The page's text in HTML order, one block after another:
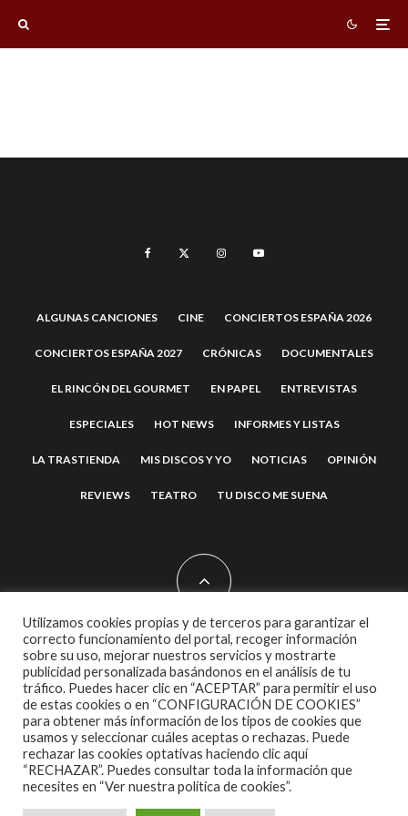
ALGUNAS CANCIONES CINE CONCIERTOS ESPAÑA 2026
CONCIERTOS ESPAÑA 2027 CRÓNICAS DOCUMENTALES
EL RINCÓN DEL GOURMET EN PAPEL ENTREVISTAS
ESPECIALES HOT NEWS INFORMES Y LISTAS
LA TRASTIENDA MIS DISCOS Y YO NOTICIAS OPINIÓN
REVIEWS TEATRO TU DISCO ME SUENA
2007 COPYRIGHT -CODETIPITHEME
Utilizamos cookies propias y de terceros para garantizar el
correcto funcionamiento del portal, recoger información
sobre su uso, mejorar nuestros servicios y mostrarte
publicidad personalizada basándonos en el análisis de tu
tráfico. Puedes hacer clic en “ACEPTAR” para permitir el uso
de estas cookies o en “CONFIGURACIÓN DE COOKIES”
para obtener más información de los tipos de cookies que
usamos y seleccionar cuáles aceptas o rechazas. Puede
rechazar las cookies optativas haciendo clic aquí
“RECHAZAR”. Puedes consultar toda la información que
necesites en “Ver nuestra política de cookies”.